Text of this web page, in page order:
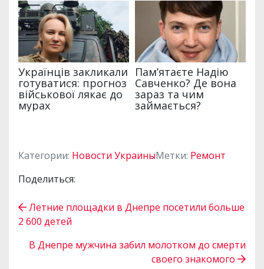
Категории: Новости УкраиныМетки: Ремонт
Поделиться:
Летние площадки в Днепре посетили больше
2 600 детей
В Днепре мужчина забил молотком до смерти
своего знакомого